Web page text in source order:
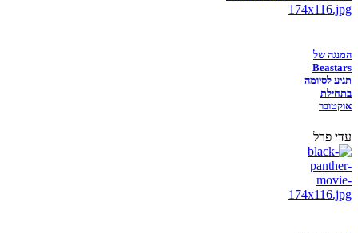
המנגה של
Beastars
תגיע לסיומה
בתחילת
אוקטובר
עדי פרל